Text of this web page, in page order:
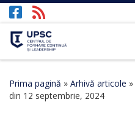
Afișează întregul conținut
Prima pagină » Arhivă articole »
din 12 septembrie, 2024